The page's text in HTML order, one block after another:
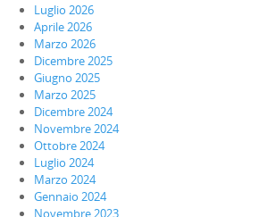
Luglio 2026
Aprile 2026
Marzo 2026
Dicembre 2025
Giugno 2025
Marzo 2025
Dicembre 2024
Novembre 2024
Ottobre 2024
Luglio 2024
Marzo 2024
Gennaio 2024
Novembre 2023